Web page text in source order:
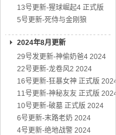
13号更新-猩球崛起4 正式版
5号更新-死侍与金刚狼
2024年8月更新
29号发更新-神偷奶爸4 2024
22号更新-龙卷风2 2024
16号更新-狂暴女神 正式版 2024
11号更新-神秘友友 正式版 2024
10号更新-破墓 正式版 2024
6号更新-末路老奶 2024
4号更新-绝地战警 2024